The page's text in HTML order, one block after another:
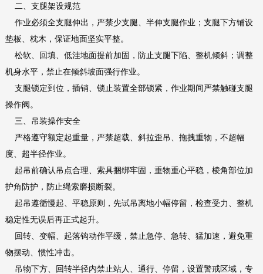
二、支腿架设规范
作业必须全支腿伸出，严禁少支腿、半伸支腿作业；支腿下方铺设
垫板、枕木，保证地面坚实平整。
松软、回填、低洼地面提前加固，防止支腿下陷、整机倾斜；调整
机身水平，禁止在倾斜坡面强行作业。
支腿锁定到位，插销、锁止装置全部锁紧，作业期间严禁触碰支腿
操作阀。
三、吊装操作安全
严格遵守额定起重量，严禁超载、斜拉歪吊、拖拽重物，不超幅
度、超半径作业。
起吊前确认吊点合理、索具捆绑牢固，重物重心平稳，棱角部位加
护角防护，防止绳索磨损断裂。
起吊遵循慢起、平稳原则，先试吊离地小幅停留，检查受力、整机
稳定性无误后再正式起升。
回转、变幅、起落钩动作平缓，禁止急停、急转、猛加速，避免重
物摆动、惯性冲击。
吊物下方、回转半径内禁止站人、通行、停留，设置警戒区域，专